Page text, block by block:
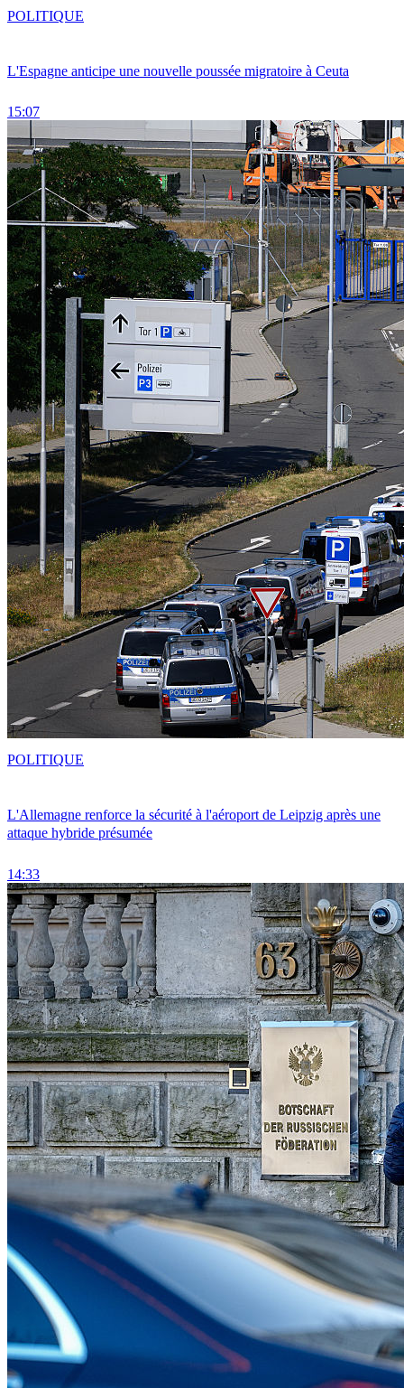
L'Espagne anticipe une nouvelle poussée migratoire à Ceuta
15:07
POLITIQUE
L'Allemagne renforce la sécurité à l'aéroport de Leipzig après une
attaque hybride présumée
14:33
POLITIQUE